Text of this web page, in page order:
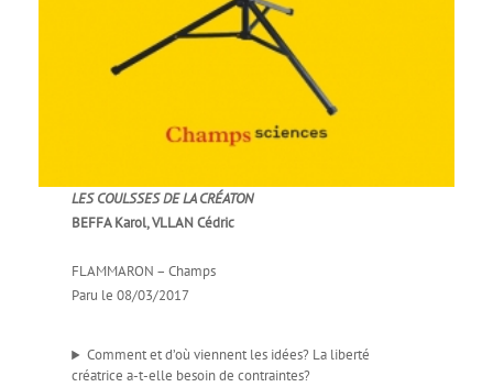
LES COULSSES DE LA CRÉATON
BEFFA Karol, VLLAN Cédric
FLAMMARON – Champs
Paru le 08/03/2017
Comment et d’où viennent les idées? La liberté
créatrice a-t-elle besoin de contraintes?